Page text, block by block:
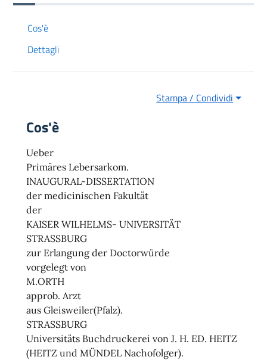
Cos'è
Dettagli
Stampa / Condividi
Cos'è
Ueber
Primäres Lebersarkom.
INAUGURAL-DISSERTATION
der medicinischen Fakultät
der
KAISER WILHELMS- UNIVERSITÄT
STRASSBURG
zur Erlangung der Doctorwürde
vorgelegt von
M.ORTH
approb. Arzt
aus Gleisweiler(Pfalz).
STRASSBURG
Universitäts Buchdruckerei von J. H. ED. HEITZ
(HEITZ und MÜNDEL Nachofolger).